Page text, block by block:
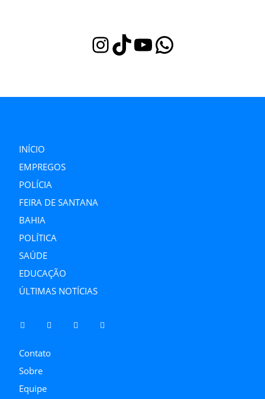
InstagramTikTok Youtube WhatsApp
INÍCIO
EMPREGOS
POLÍCIA
FEIRA DE SANTANA
BAHIA
POLÍTICA
SAÚDE
EDUCAÇÃO
ÚLTIMAS NOTÍCIAS
Contato
Sobre
Equipe